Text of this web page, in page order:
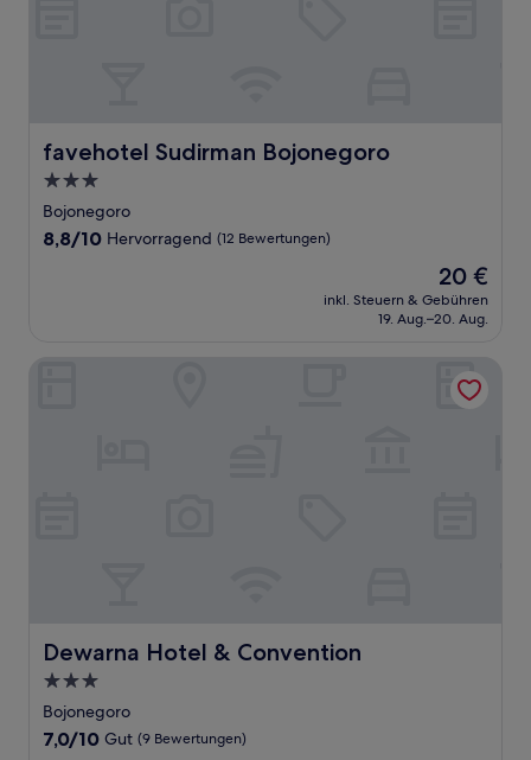
favehotel Sudirman Bojonegoro
favehotel Sudirman Bojonegoro
3.0-
Sterne-
Unterkunft
Bojonegoro
8.8
8,8/10 Hervorragend (12 Bewertungen)
Der
Preis
beträgt
20 €
inkl. Steuern & Gebühren
19. Aug.–20. Aug.
Dewarna Hotel & Convention
Dewarna Hotel & Convention
3.0-
Sterne-
Unterkunft
Bojonegoro
7.0
7,0/10 Gut (9 Bewertungen)